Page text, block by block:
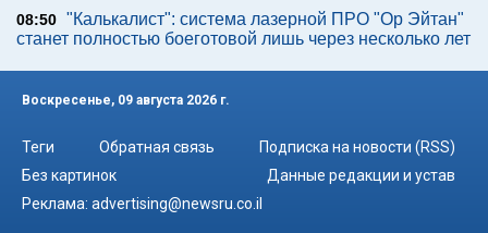
08:50 "Калькалист": система лазерной ПРО "Ор Эйтан"
станет полностью боеготовой лишь через несколько лет
Воскресенье, 09 августа 2026 г.
Теги Обратная связь
Подписка на новости (RSS)
Без картинок
Данные редакции и устав
Реклама: advertising@newsru.co.il